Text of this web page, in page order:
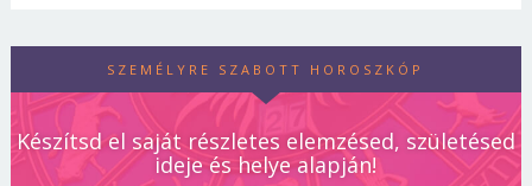
SZEMÉLYRE SZABOTT HOROSZKÓP
Készítsd el saját részletes elemzésed, születésed
ideje és helye alapján!